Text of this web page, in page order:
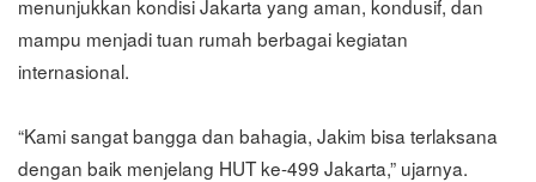
menunjukkan kondisi Jakarta yang aman, kondusif, dan
mampu menjadi tuan rumah berbagai kegiatan
internasional.
“Kami sangat bangga dan bahagia, Jakim bisa terlaksana
dengan baik menjelang HUT ke-499 Jakarta,” ujarnya.